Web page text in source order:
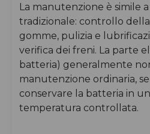
La manutenzione è simile
tradizionale: controllo
gomme, pulizia e
verifica dei freni. La parte
batteria) generalmente
manutenzione ordinaria,
conservare la batteria in
temperatura controllata.